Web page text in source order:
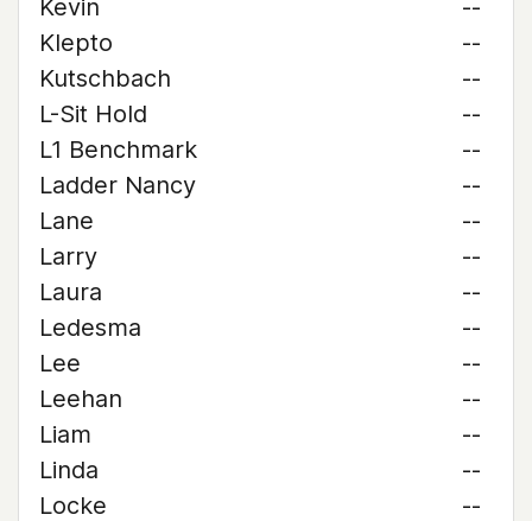
Kevin
--
Klepto
--
Kutschbach
--
L-Sit Hold
--
L1 Benchmark
--
Ladder Nancy
--
Lane
--
Larry
--
Laura
--
Ledesma
--
Lee
--
Leehan
--
Liam
--
Linda
--
Locke
--